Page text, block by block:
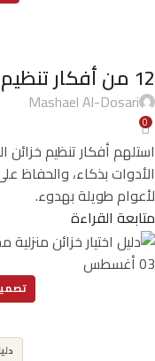
12 من أفكار تنظيم خزائن المطبخ لبيت أكثر راحة
Mashael Al-Dosari
0
استلهم أفكار تنظيم خزائن
الأدوات بذكاء، والحفاظ
لأعوام طويلة بهدوء.
متابعة القراءة
03أغسطس